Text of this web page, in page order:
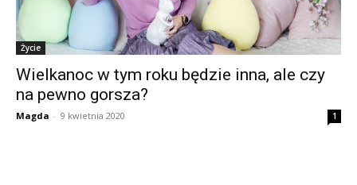
Życie
Wielkanoc w tym roku będzie inna, ale czy
na pewno gorsza?
Magda - 9 kwietnia 2020 1